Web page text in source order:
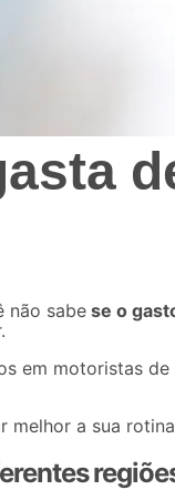
não sabe se o
em motoristas
a sua